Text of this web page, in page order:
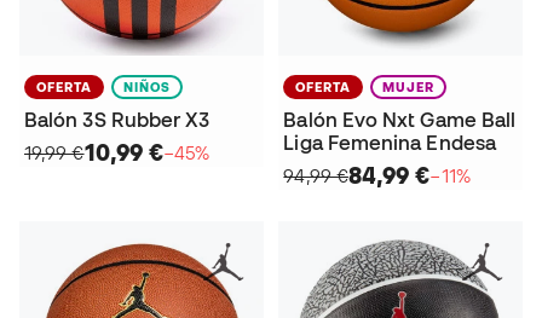
OFERTA NIÑOS
Balón 3S Rubber X3
19,99 €10,99 €−45%
OFERTA MUJER
Balón Evo Nxt Game Ball
Liga Femenina Endesa
94,99 €84,99 €−11%